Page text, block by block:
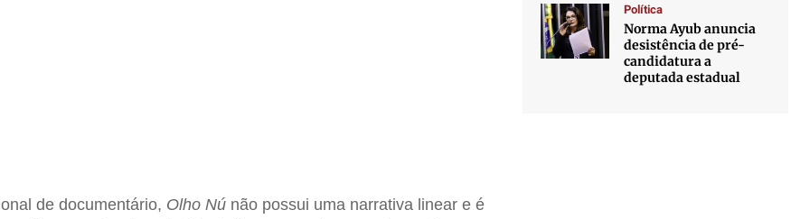
de documentário, Olho Nú não possui uma narrativa linear e é
Política
Norma Ayub anuncia
desistência de pré-
candidatura a
deputada estadual